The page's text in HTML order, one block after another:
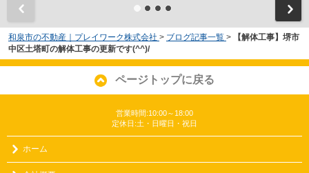
和泉市の不動産｜プレイワーク株式会社 > ブログ記事一覧 >
【解体工事】堺市
中区土塔町の解体工事の更新です(^^)/
ページトップに戻る
営業時間:10:00～18:00
定休日:土・日曜日・祝日
ホーム